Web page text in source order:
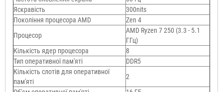
Яскравість
300nits
Покоління процесора AMD
Zen 4
Процесор
AMD Ryzen 7 250 (3.3 - 5.1
ГГц)
Кількість ядер процесора
8
Тип оперативної пам'яті
DDR5
Кількість слотів для оперативної
пам'яті
2